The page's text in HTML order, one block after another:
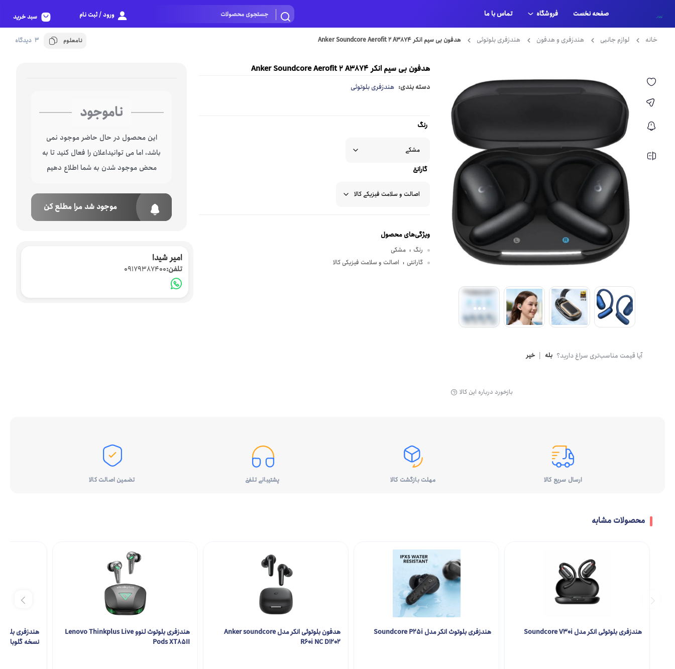
صفحه نخست فروشگاه
حساب کاربری من
تماس با ما ورود / ثبت نام سبد خرید
خانه لوازم جانبی هندزفری و هدفون هندزفری بلوتوثی هدفون بی سیم انکر Anker Soundcore Aerofit 2 A3874 نامعلوم 3 دیدگاه
آیا قیمت مناسب‌تری سراغ دارید؟ بله خیر
بازخورد درباره این کالا
هدفون بی سیم انکر Anker Soundcore Aerofit 2 A3874
دسته بندی: هندزفری بلوتوثی
رنگ
گارانتی
ویژگی‌های محصول
رنگ : مشکی
گارانتی : اصالت و سلامت فیزیکی کالا
ناموجود
این محصول در حال حاضر موجود نمی
باشد، اما می توانیداعلان را فعال کنید تا به
محض موجود شدن به شما اطلاع دهیم
موجود شد مرا مطلع کن
امیر شیدا
تلفن:09179387400
ارسال سریع کالا مهلت بازگشت کالا پشتیبانی تلفنی تضمین اصالت کالا
محصولات مشابه
هندزفری بلوتوثی انکر مدل Soundcore V30i هندزفری بلوتوث انکر مدل Soundcore P25i
هدفون بلوتوثی انکر مدل Anker soundcore
R60i NC D1202
هندزفری بلوتوث لنوو Lenovo Thinkplus Live
Pods XT85II
نسخه گلوبال